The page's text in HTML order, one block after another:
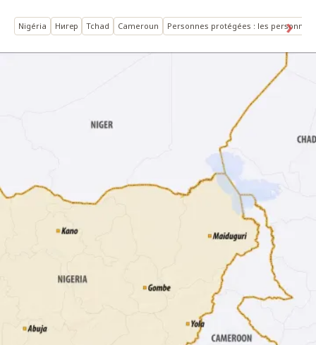
Nigéria Нигер Tchad Cameroun Personnes protégées : les